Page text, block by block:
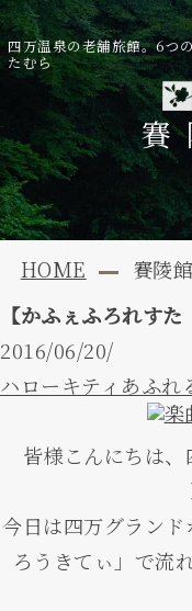
四万温泉の老舗旅館。6つ
たむら
HOME
賽陵
【かふぇふろれす
2016/06/20/
ハローキティあふれ
皆様こんにちは
今日は四万グラン
ろうきてぃ」で流